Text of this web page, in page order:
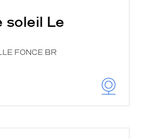
soleil Le
FONCE BR